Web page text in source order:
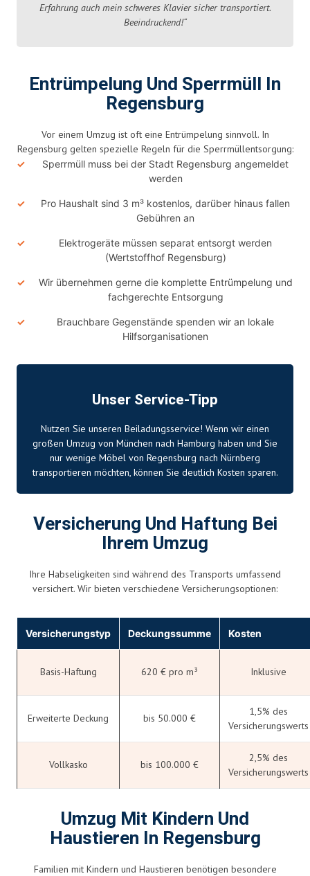
Erfahrung auch mein schweres Klavier sicher transportiert.
Beeindruckend!“
Entrümpelung Und Sperrmüll In
Regensburg
Vor einem Umzug ist oft eine Entrümpelung sinnvoll. In
Regensburg gelten spezielle Regeln für die Sperrmüllentsorgung:
Sperrmüll muss bei der Stadt Regensburg angemeldet
werden
Pro Haushalt sind 3 m³ kostenlos, darüber hinaus fallen
Gebühren an
Elektrogeräte müssen separat entsorgt werden
(Wertstoffhof Regensburg)
Wir übernehmen gerne die komplette Entrümpelung und
fachgerechte Entsorgung
Brauchbare Gegenstände spenden wir an lokale
Hilfsorganisationen
Unser Service-Tipp
Nutzen Sie unseren Beiladungsservice! Wenn wir einen
großen Umzug von München nach Hamburg haben und Sie
nur wenige Möbel von Regensburg nach Nürnberg
transportieren möchten, können Sie deutlich Kosten sparen.
Versicherung Und Haftung Bei
Ihrem Umzug
Ihre Habseligkeiten sind während des Transports umfassend
versichert. Wir bieten verschiedene Versicherungsoptionen:
Versicherungstyp Deckungssumme Kosten
Basis-Haftung 620 € pro m³ Inklusive
Erweiterte Deckung bis 50.000 €
1,5% des
Versicherungswerts
Vollkasko bis 100.000 €
2,5% des
Versicherungswerts
Umzug Mit Kindern Und
Haustieren In Regensburg
Familien mit Kindern und Haustieren benötigen besondere